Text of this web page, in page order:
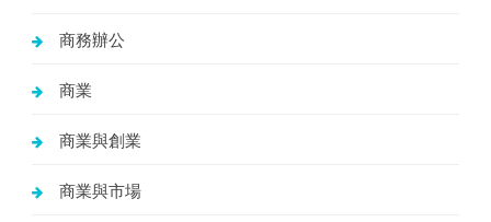
商務辦公
商業
商業與創業
商業與市場